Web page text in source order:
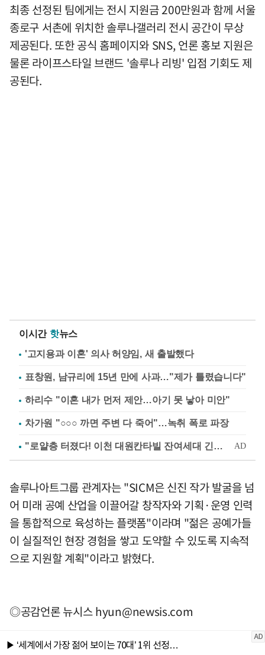
최종 선정된 팀에게는 전시 지원금 200만원과 함께 서울
종로구 서촌에 위치한 솔루나갤러리 전시 공간이 무상
제공된다. 또한 공식 홈페이지와 SNS, 언론 홍보 지원은
물론 라이프스타일 브랜드 '솔루나 리빙' 입점 기회도 제
공된다.
이시간 핫뉴스
'고지용과 이혼' 의사 허양임, 새 출발했다
표창원, 남규리에 15년 만에 사과…"제가 틀렸습니다"
하리수 "이혼 내가 먼저 제안…아기 못 낳아 미안"
차가원 "○○○ 까면 주변 다 죽어"…녹취 폭로 파장
솔루나아트그룹 관계자는 "SICM은 신진 작가 발굴을 넘
어 미래 공예 산업을 이끌어갈 창작자와 기획·운영 인력
을 통합적으로 육성하는 플랫폼"이라며 "젊은 공예가들
이 실질적인 현장 경험을 쌓고 도약할 수 있도록 지속적
으로 지원할 계획"이라고 밝혔다.
◎공감언론 뉴시스hyun@newsis.com